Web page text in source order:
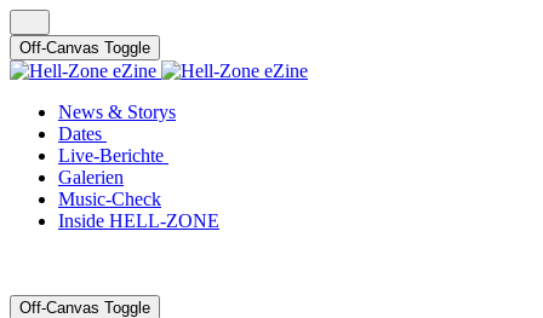
Off-Canvas Toggle
News & Storys
Dates
Live-Berichte
Galerien
Music-Check
Inside HELL-ZONE
Off-Canvas Toggle